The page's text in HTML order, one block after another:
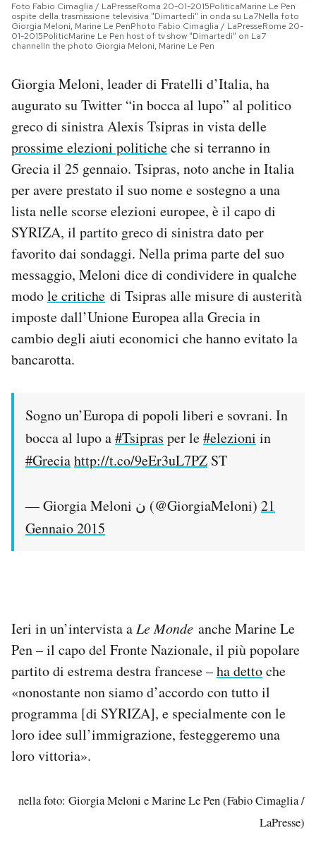
I MIEI PREFERITI
CALENDARIO
AREA PERSONALE
Area Personale
Newsletter
Notifiche mobile
Regala il Post
Esci
Foto Fabio Cimaglia / LaPresseRoma 20-01-2015PoliticaMarine Le Pen
ospite della trasmissione televisiva "Dimartedì" in onda su La7Nella foto
Giorgia Meloni, Marine Le PenPhoto Fabio Cimaglia / LaPresseRome 20-
01-2015PoliticMarine Le Pen host of tv show "Dimartedì" on La7
channelIn the photo Giorgia Meloni, Marine Le Pen
Giorgia Meloni, leader di Fratelli d’Italia, ha
augurato su Twitter “in bocca al lupo” al politico
greco di sinistra Alexis Tsipras in vista delle
prossime elezioni politicheche si terranno in
Grecia il 25 gennaio. Tsipras, noto anche in Italia
per avere prestato il suo nome e sostegno a una
lista nelle scorse elezioni europee, è il capo di
SYRIZA, il partito greco di sinistra dato per
favorito dai sondaggi. Nella prima parte del suo
messaggio, Meloni dice di condividere in qualche
modole critiche di Tsipras alle misure di austerità
imposte dall’Unione Europea alla Grecia in
cambio degli aiuti economici che hanno evitato la
bancarotta.
Sogno un’Europa di popoli liberi e sovrani. In
bocca al lupo a#Tsipras per le#elezioni in
#Greciahttp://t.co/9eEr3uL7PZ ST
— Giorgia Meloni ن (@GiorgiaMeloni) 21
Gennaio 2015
Ieri in un’intervista a Le Monde anche Marine Le
Pen – il capo del Fronte Nazionale, il più popolare
partito di estrema destra francese –ha dettoche
«nonostante non siamo d’accordo con tutto il
programma [di SYRIZA], e specialmente con le
loro idee sull’immigrazione, festeggeremo una
loro vittoria».
nella foto: Giorgia Meloni e Marine Le Pen (Fabio Cimaglia /
LaPresse)